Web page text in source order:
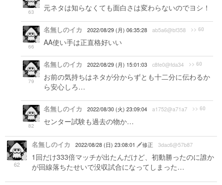
63 元ネタは知らなくても面白さは変わらないのでヨシ！
66
名無しのイカ 2022/08/29 (月) 06:35:28 ab5a6@bf358 >> 60
AA使い手は正直格好いい
79
名無しのイカ 2022/08/29 (月) 15:01:03 c8fe0@fda34 >> 60
お前の気持ちはネタが分からずとも十二分に伝わるか
ら安心しろ…
82
名無しのイカ 2022/08/30 (火) 23:09:04 a1752@a71a7 >> 60
センター試験も過去の物か…
62
名無しのイカ 2022/08/28 (日) 23:08:01 修正 3dac6@57b87
1回だけ333倍マッチが出たんだけど、初動勝ったのに誰か
が回線落ちたせいで没収試合になってしまった…